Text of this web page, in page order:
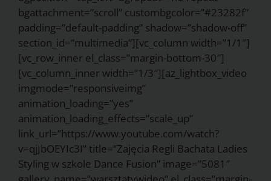
bgattachment=”scroll” custombgcolor=”#23282f”
padding=”default-padding” shadow=”shadow-off”
section_id=”multimedia”][vc_column width=”1/1″]
[vc_row_inner el_class=”margin-bottom-30″]
[vc_column_inner width=”1/3″][az_lightbox_video
imgmode=”responsiveimg”
animation_loading=”yes”
animation_loading_effects=”scale_up”
link_url=”https://www.youtube.com/watch?
v=qjJbOEYIc3I” title=”Zajęcia Regli Bachata Ladies
Styling w szkole Dance Fusion” image=”5081″